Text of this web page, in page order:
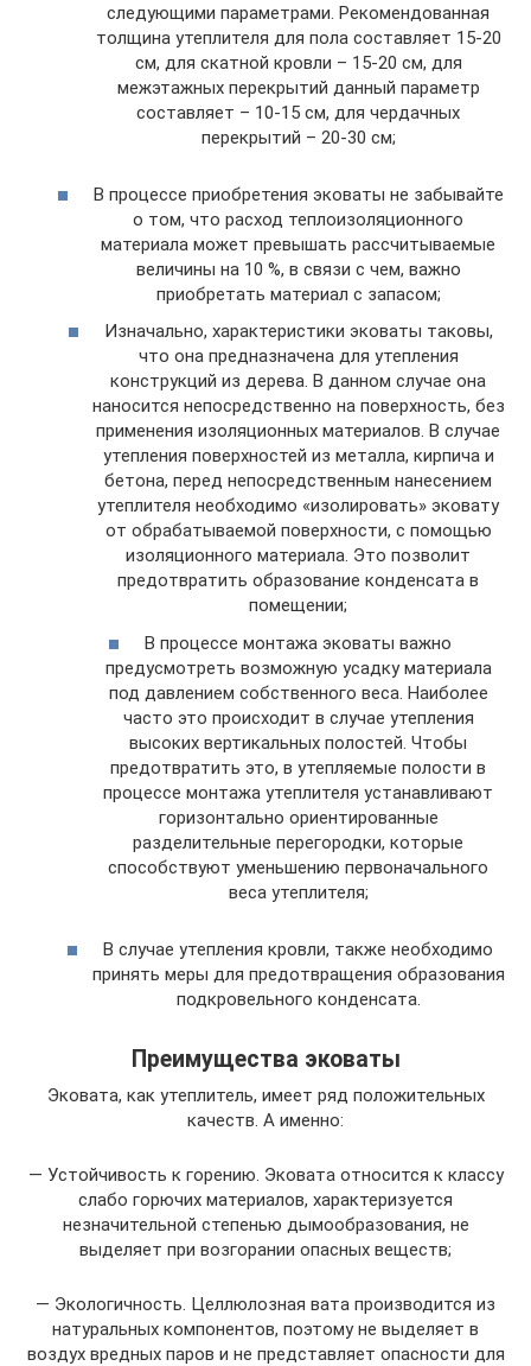
следующими параметрами. Рекомендованная
толщина утеплителя для пола составляет 15-20
см, для скатной кровли – 15-20 см, для
межэтажных перекрытий данный параметр
составляет – 10-15 см, для чердачных
перекрытий – 20-30 см;
В процессе приобретения эковаты не забывайте
о том, что расход теплоизоляционного
материала может превышать рассчитываемые
величины на 10 %, в связи с чем, важно
приобретать материал с запасом;
Изначально, характеристики эковаты таковы,
что она предназначена для утепления
конструкций из дерева. В данном случае она
наносится непосредственно на поверхность, без
применения изоляционных материалов. В случае
утепления поверхностей из металла, кирпича и
бетона, перед непосредственным нанесением
утеплителя необходимо «изолировать» эковату
от обрабатываемой поверхности, с помощью
изоляционного материала. Это позволит
предотвратить образование конденсата в
помещении;
В процессе монтажа эковаты важно
предусмотреть возможную усадку материала
под давлением собственного веса. Наиболее
часто это происходит в случае утепления
высоких вертикальных полостей. Чтобы
предотвратить это, в утепляемые полости в
процессе монтажа утеплителя устанавливают
горизонтально ориентированные
разделительные перегородки, которые
способствуют уменьшению первоначального
веса утеплителя;
В случае утепления кровли, также необходимо
принять меры для предотвращения образования
подкровельного конденсата.
Преимущества эковаты
Эковата, как утеплитель, имеет ряд положительных
качеств. А именно:
— Устойчивость к горению. Эковата относится к классу
слабо горючих материалов, характеризуется
незначительной степенью дымообразования, не
выделяет при возгорании опасных веществ;
— Экологичность. Целлюлозная вата производится из
натуральных компонентов, поэтому не выделяет в
воздух вредных паров и не представляет опасности для